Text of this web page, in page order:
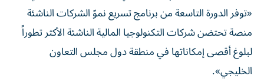
«توفر الدورة التاسعة من برنامج تسريع نموّ الشركات الناشئة
منصة تحتضن شركات التكنولوجيا المالية الناشئة الأكثر تطوراً
لبلوغ أقصى إمكاناتها في منطقة دول مجلس التعاون
الخليجي».